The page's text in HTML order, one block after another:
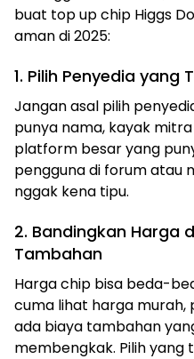
buat top up chip Higgs
aman di 2025:
1. Pilih Penyedia yang
Jangan asal pilih
punya nama, kayak
platform besar yang
pengguna di forum atau
nggak kena tipu.
2. Bandingkan Harga
Tambahan
Harga chip bisa beda-
cuma lihat harga murah,
ada biaya tambahan
membengkak. Pilih yang